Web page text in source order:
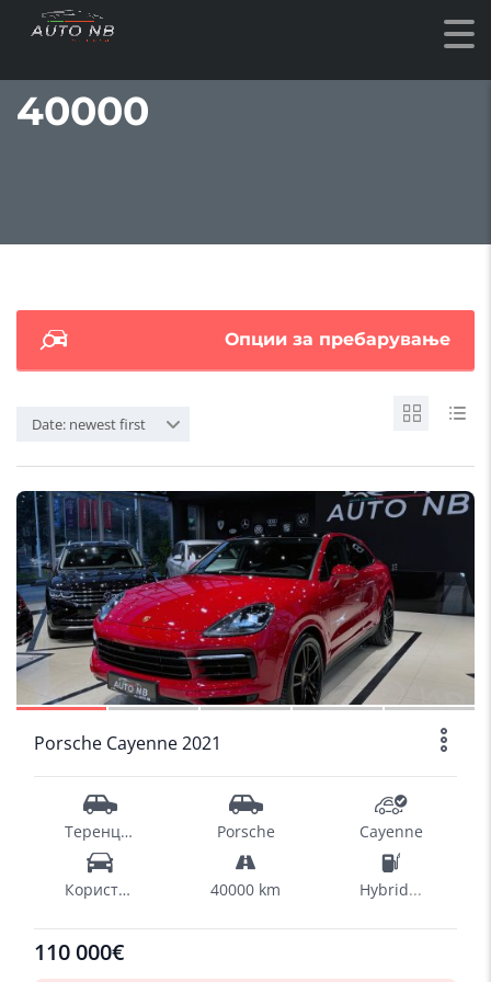
40000
Опции за пребарување
Date: newest first
SOLD
Porsche Cayenne 2021
Теренци - SUV Porsche Cayenne
Користен 40000 km Hybrid...
110 000€